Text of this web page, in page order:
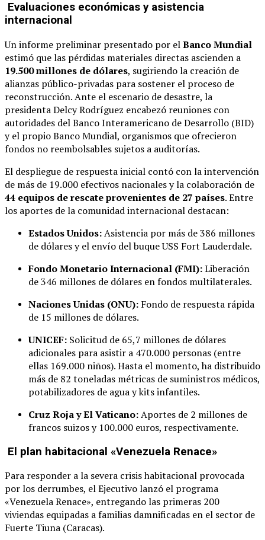
Evaluaciones económicas y asistencia
internacional
Un informe preliminar presentado por elBanco Mundial
estimó que las pérdidas materiales directas ascienden a
19.500 millones de dólares, sugiriendo la creación de
alianzas público-privadas para sostener el proceso de
reconstrucción. Ante el escenario de desastre, la
presidenta Delcy Rodríguez encabezó reuniones con
autoridades del Banco Interamericano de Desarrollo (BID)
y el propio Banco Mundial, organismos que ofrecieron
fondos no reembolsables sujetos a auditorías.
El despliegue de respuesta inicial contó con la intervención
de más de 19.000 efectivos nacionales y la colaboración de
44 equipos de rescate provenientes de 27 países. Entre
los aportes de la comunidad internacional destacan:
Estados Unidos:Asistencia por más de 386 millones
de dólares y el envío del buque USS Fort Lauderdale.
Fondo Monetario Internacional (FMI):Liberación
de 346 millones de dólares en fondos multilaterales.
Naciones Unidas (ONU): Fondo de respuesta rápida
de 15 millones de dólares.
UNICEF: Solicitud de 65,7 millones de dólares
adicionales para asistir a 470.000 personas (entre
ellas 169.000 niños). Hasta el momento, ha distribuido
más de 82 toneladas métricas de suministros médicos,
potabilizadores de agua y kits infantiles.
Cruz Roja y El Vaticano:Aportes de 2 millones de
francos suizos y 100.000 euros, respectivamente.
El plan habitacional «Venezuela Renace»
Para responder a la severa crisis habitacional provocada
por los derrumbes, el Ejecutivo lanzó el programa
«Venezuela Renace», entregando las primeras 200
viviendas equipadas a familias damnificadas en el sector de
Fuerte Tiuna (Caracas).